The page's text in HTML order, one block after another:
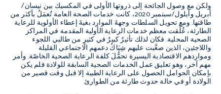
ولكن مع وصول الجائحة إلى ذروتها الأولى في المكسيك بين نيسان/
أبريل وأيلول/سبتمبر 2020، كانت خدمات الصحة العامة تُعمَلُ بأكثر من
طاقتها. ومع تحويل السلطات وجهةَ الموارد بغيةَ إعطاء الأولوية للرعاية
الطارئة، عُلِّقت معظم خدمات الرعاية الأولية المقدمة في المراكز
الصحية المحلية. فكان لذلك تأثيرٌ كبيرٌ في كثيرٍ من طالبي اللجوء
واللاجئين، الذين صعَّبت عليهم شِبَاكُ دعمهم الاجتماعي القليلة
ومواردهم الاقتصادية اليسيرة تحمُّلَ كلفة الرعاية الصحية الخاصّة. وأمر
مهم آخر، وهو تعليق عمل الخدمات الصحية السابقة للولادة فلم يكن
بإمكان الحوامل الحصول على الرعاية الطبية إلا قبل وقت قصير من
الولادة أو في حالة حدوث طارئة من الطوارئ.